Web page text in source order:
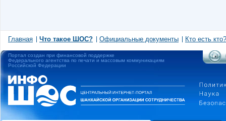
Главная Что такое ШОС? Официальные документы Кто есть кто?
Портал создан при финансовой поддержке
Федерального агентства по печати и массовым коммуникациям
Российской Федерации